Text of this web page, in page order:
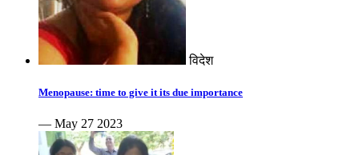
विदेश
Menopause: time to give it its due importance
— May 27 2023